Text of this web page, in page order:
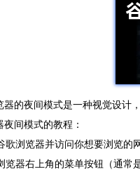
器的夜间模式是一种视觉设计
夜间模式的教程：
歌浏览器并访问你想要浏览的网
览器右上角的菜单按钮（通常